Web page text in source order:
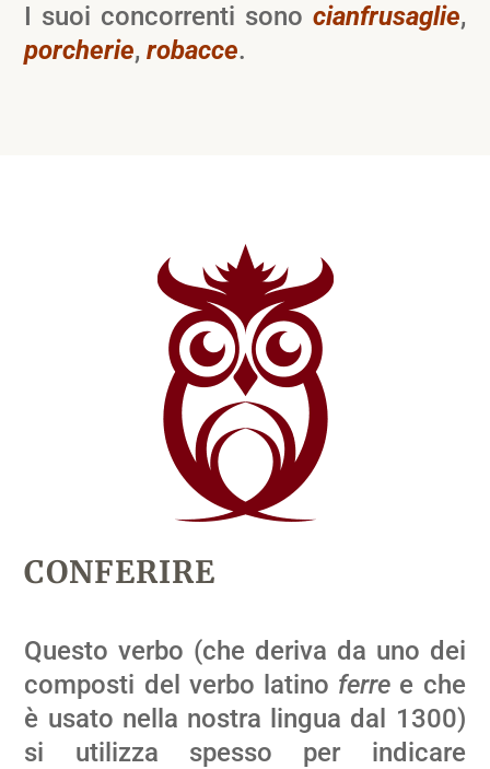
I suoi concorrenti sono cianfrusaglie,
porcherie,robacce.
CONFERIRE
Questo verbo (che deriva da uno dei
composti del verbo latino ferre e che
è usato nella nostra lingua dal 1300)
si utilizza spesso per indicare